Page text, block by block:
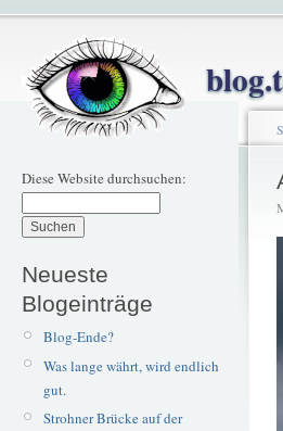
Diese Website durchsuchen:
Neueste
Blogeinträge
Blog-Ende?
Was lange währt, wird endlich
gut.
Strohner Brücke auf der